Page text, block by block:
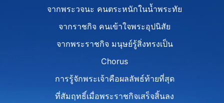
จากพระวจนะ คนตระหนักในน้ำพระทัย
จากราชกิจ คนเข้าใจพระอุปนิสัย
จากพระราชกิจ มนุษย์รู้สิ่งทรงเป็น
Chorus
การรู้จักพระเจ้าคือผลลัพธ์ท้ายที่สุด
ที่สัมฤทธิ์เมื่อพระราชกิจเสร็จสิ้นลง